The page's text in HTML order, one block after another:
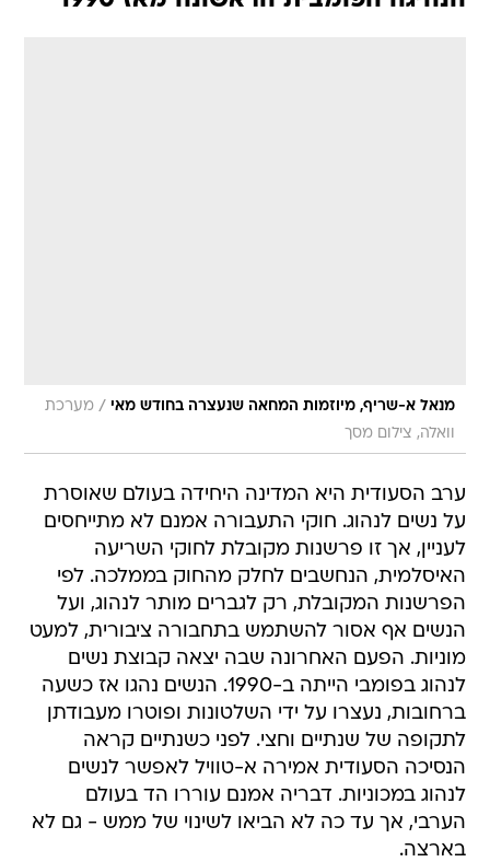
מנאל א-שריף, מיוזמות המחאה שנעצרה בחודש מאי / מערכת
וואלה, צילום מסך
ערב הסעודית היא המדינה היחידה בעולם שאוסרת
על נשים לנהוג. חוקי התעבורה אמנם לא מתייחסים
לעניין, אך זו פרשנות מקובלת לחוקי השריעה
האיסלמית, הנחשבים לחלק מהחוק בממלכה. לפי
הפרשנות המקובלת, רק לגברים מותר לנהוג, ועל
הנשים אף אסור להשתמש בתחבורה ציבורית, למעט
מוניות. הפעם האחרונה שבה יצאה קבוצת נשים
לנהוג בפומבי הייתה ב-1990. הנשים נהגו אז כשעה
ברחובות, נעצרו על ידי השלטונות ופוטרו מעבודתן
לתקופה של שנתיים וחצי. לפני כשנתיים קראה
הנסיכה הסעודית אמירה א-טוויל לאפשר לנשים
לנהוג במכוניות. דבריה אמנם עוררו הד בעולם
הערבי, אך עד כה לא הביאו לשינוי של ממש - גם לא
בארצה.